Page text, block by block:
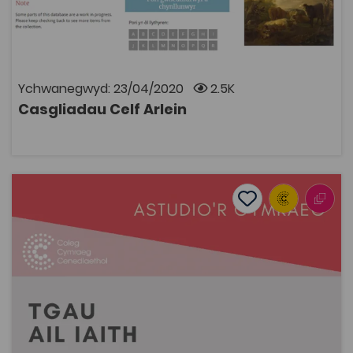
Ychwanegwyd: 23/04/2020 2.5K
Casgliadau Celf Arlein
gweithiau ar fenthyciad tymor hir o Ymddiriedolaeth
Derek Williams. Hefyd yn rhan o’r casgliad mae tua tri
deg mil o ddarluniau, lluniau dyfrlliw, printiau a
ffotograffau a tua un fil ar ddeg o weithiau celf
AGOR
Astudio'r Gymraeg TGAU Ail Iaith
Add to favourites
Dyddiad cyhoeddi: 2020 Add to favourites
Astudio'r Gymraeg TGAU Ail Iaith
3.2K
Tagiau
Cymraeg Ail Iaith
Adnodd Coleg Cymraeg